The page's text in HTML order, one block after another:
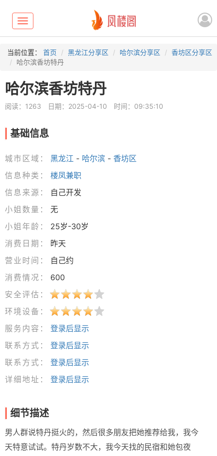
Toggle
navigation
当前位置： 首页 黑龙江分享区 哈尔滨分享区
香坊区分享区
哈尔滨香坊特丹
哈尔滨香坊特丹
阅读：1263 日期：2025-04-10 时间：09:35:10
基础信息
城市区域： 黑龙江 - 哈尔滨 - 香坊区
信息种类：
楼凤兼职
信息来源：
自己开发
小姐数量：
无
小姐年龄：
25岁-30岁
消费日期：
昨天
营业时间：
自己约
消费情况：
600
安全评估：
环境设备：
服务内容：
登录后显示
联系方式：
登录后显示
联系方式：
登录后显示
详细地址：
登录后显示
细节描述
男人群说特丹挺火的，然后很多朋友把她推荐给我，我今
天特意试试。特丹岁数不大，我今天找的民宿和她包夜